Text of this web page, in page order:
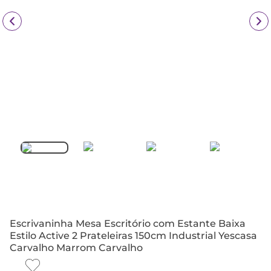
Escrivaninha Mesa Escritório com Estante Baixa
Estilo Active 2 Prateleiras 150cm Industrial Yescasa
Carvalho Marrom Carvalho